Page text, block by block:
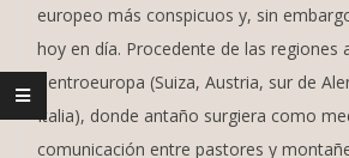
europeo más conspicuos y, sin
hoy en día. Procedente de las regiones
Centroeuropa (Suiza, Austria, sur de
Italia), donde antaño surgiera como
comunicación entre pastores y